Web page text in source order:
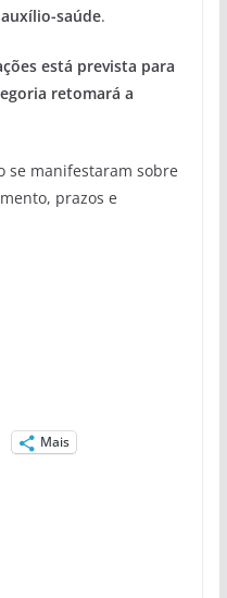
saúde.
está prevista para
retomará a
se manifestaram sobre
prazos e
Mais